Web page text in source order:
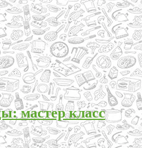
мастер класс